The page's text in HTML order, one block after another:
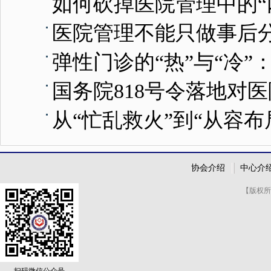
医院管理不能只做事后
弹性门诊的“热”与“冷”
国务院818号令落地对
从“忙乱救火”到“从容
协会介绍 中心介
【版权